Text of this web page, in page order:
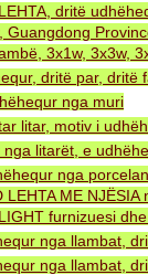
dritë
Guangdong
3x1w, 3x3w,
dritë par, dritë
nga muri
litar, motiv i
litarët, e
nga
LEHTA ME
furnizuesi
nga llambat,
nga llambat,